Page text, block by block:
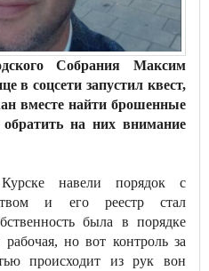
Собрания Максим
в соцсети запустил квест,
вместе найти брошенные
на них внимание
навели порядок с
и его реестр стал
была в порядке
но вот контроль за
происходит из рук вон